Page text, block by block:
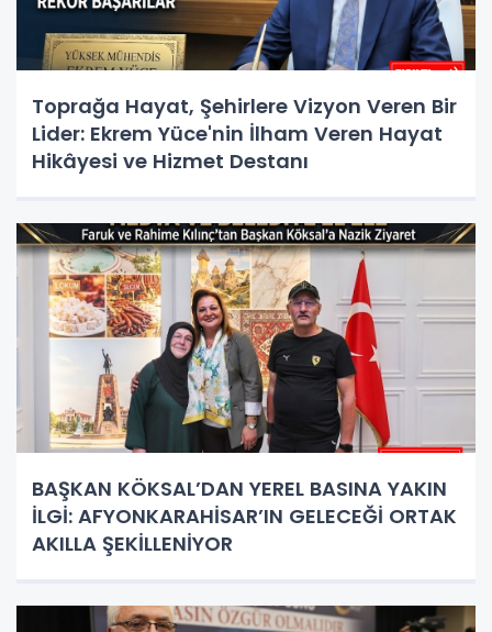
Toprağa Hayat, Şehirlere Vizyon Veren Bir
Lider: Ekrem Yüce'nin İlham Veren Hayat
Hikâyesi ve Hizmet Destanı
BAŞKAN KÖKSAL’DAN YEREL BASINA YAKIN
İLGİ: AFYONKARAHİSAR’IN GELECEĞİ ORTAK
AKILLA ŞEKİLLENİYOR